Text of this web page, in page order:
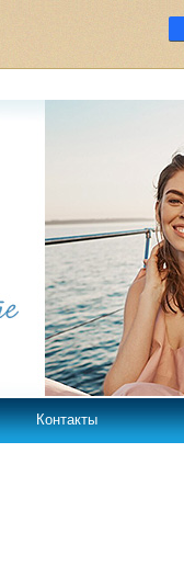
Контакты